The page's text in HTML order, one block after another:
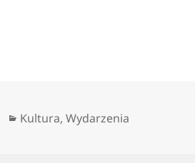
Kategorie
Kultura,Wydarzenia